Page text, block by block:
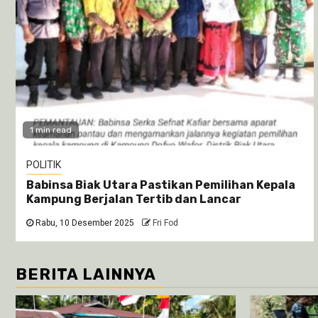
1 min read
POLITIK
Babinsa Biak Utara Pastikan Pemilihan Kepala
Kampung Berjalan Tertib dan Lancar
Rabu, 10 Desember 2025 Fri Fod
BERITA LAINNYA